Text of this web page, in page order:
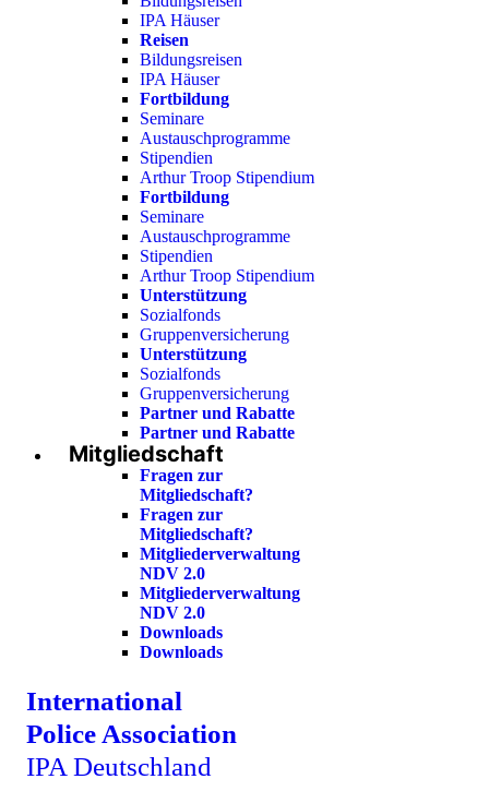
IPA Häuser
Reisen
Bildungsreisen
IPA Häuser
Fortbildung
Seminare
Austauschprogramme
Stipendien
Arthur Troop Stipendium
Fortbildung
Seminare
Austauschprogramme
Stipendien
Arthur Troop Stipendium
Unterstützung
Sozialfonds
Gruppenversicherung
Unterstützung
Sozialfonds
Gruppenversicherung
Partner und Rabatte
Partner und Rabatte
Mitgliedschaft
Fragen zur
Mitgliedschaft?
Fragen zur
Mitgliedschaft?
Mitgliederverwaltung
NDV 2.0
Mitgliederverwaltung
NDV 2.0
Downloads
Downloads
International
Police Association
IPA Deutschland